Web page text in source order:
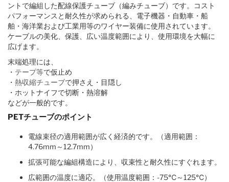
ントで編組した配線保護チューブ（編みチューブ）です。コスト
パフォーマンスと耐久性が求められる、電子機器・自動車・船
舶・海洋業および工業用等のワイヤー装備に使用されています。
ケーブルの美化、保護、広い温度範囲により、使用環境を大幅に
広げます。
末端処理には、
・ テープ等で仮止め
・ 熱収縮チューブで押さえ・目隠し
・ホットナイフで切断・熱溶解
などが一般的です。
PETチューブのポイント
電線束径の適用範囲が広く経済的です。（適用範囲：
4.76mm～12.7mm）
拡張可能な編組構造により、収束性と耐久性にすぐれます。
広範囲の温度に適応。（使用温度範囲：-75℃～125℃）